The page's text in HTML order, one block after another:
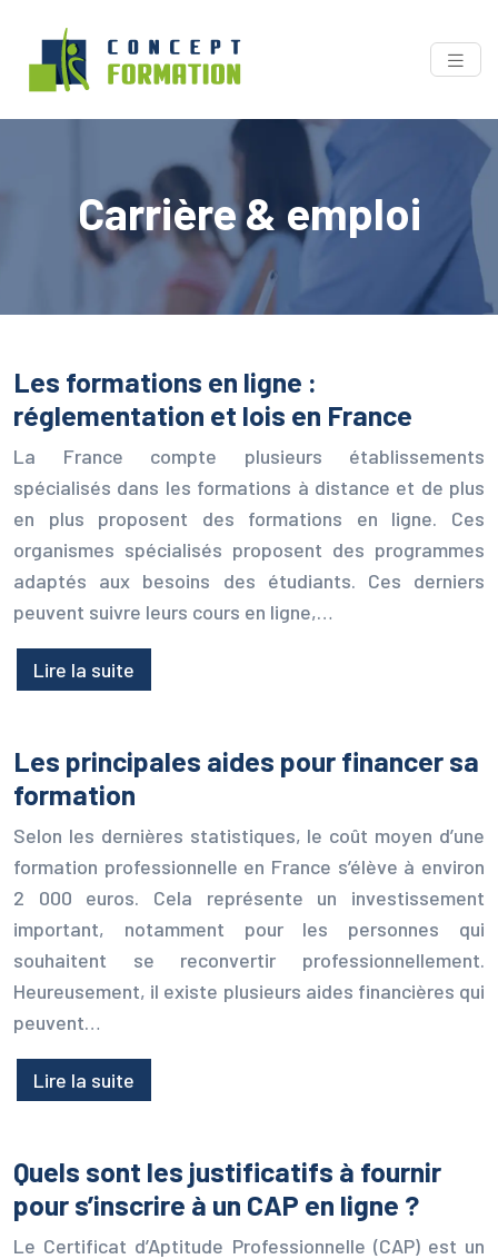
Carrière & emploi
Les formations en ligne :
réglementation et lois en France
La France compte plusieurs établissements
spécialisés dans les formations à distance et de plus
en plus proposent des formations en ligne. Ces
organismes spécialisés proposent des programmes
adaptés aux besoins des étudiants. Ces derniers
peuvent suivre leurs cours en ligne,…
Lire la suite
Les principales aides pour financer sa
formation
Selon les dernières statistiques, le coût moyen d’une
formation professionnelle en France s’élève à environ
2 000 euros. Cela représente un investissement
important, notamment pour les personnes qui
souhaitent se reconvertir professionnellement.
Heureusement, il existe plusieurs aides financières qui
peuvent…
Lire la suite
Quels sont les justificatifs à fournir
pour s’inscrire à un CAP en ligne ?
Le Certificat d’Aptitude Professionnelle (CAP) est un